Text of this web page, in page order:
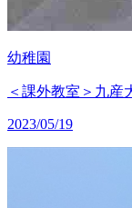
幼稚園
＜課外教室＞九産
2023/05/19